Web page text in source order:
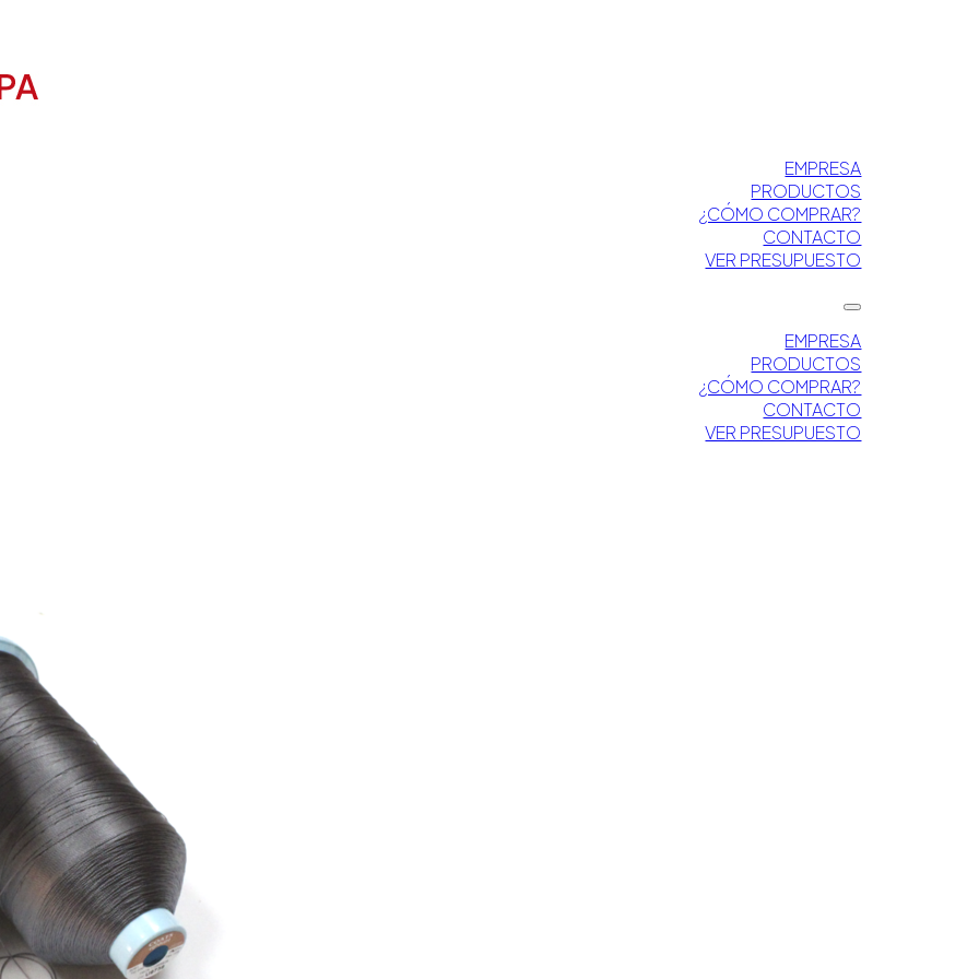
EMPRESA
PRODUCTOS
¿CÓMO COMPRAR?
CONTACTO
VER PRESUPUESTO
EMPRESA
PRODUCTOS
¿CÓMO COMPRAR?
CONTACTO
VER PRESUPUESTO